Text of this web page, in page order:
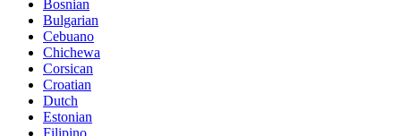
Bosnian
Bulgarian
Cebuano
Chichewa
Corsican
Croatian
Dutch
Estonian